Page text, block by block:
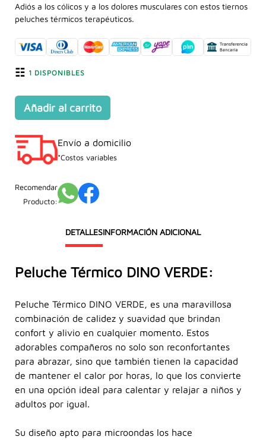
precio
original
S/189.90.
precio
actual
S/149.90.
Adiós a los cólicos y a los dolores musculares con estos tiernos
peluches térmicos terapéuticos.
1 DISPONIBLES
Peluche
DINO
VERDE
Añadir al carrito
Envío a domicilio
*Costos variables
Recomendar
Producto:
DETALLESINFORMACIÓN ADICIONAL
Peluche Térmico DINO VERDE:
Peluche Térmico DINO VERDE, es una maravillosa
combinación de calidez y suavidad que brindan
confort y alivio en cualquier momento. Estos
adorables compañeros no solo son reconfortantes
para abrazar, sino que también tienen la capacidad
de mantener el calor por horas, lo que los convierte
en una opción ideal para calentar y relajar a niños y
adultos por igual.
Su diseño apto para microondas los hace